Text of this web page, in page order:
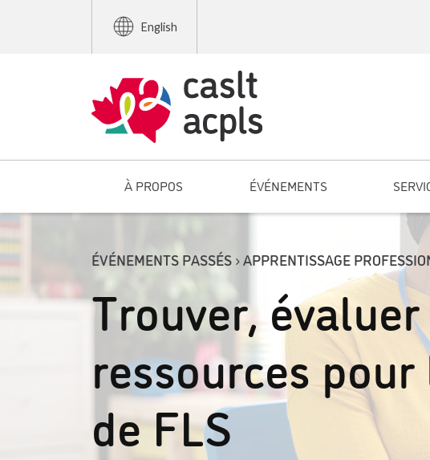
English
À PROPOS ÉVÉNEMENTS
ÉVÉNEMENTS PASSÉS › APPRENTISSAGE
Trouver,
ressources
de FLS